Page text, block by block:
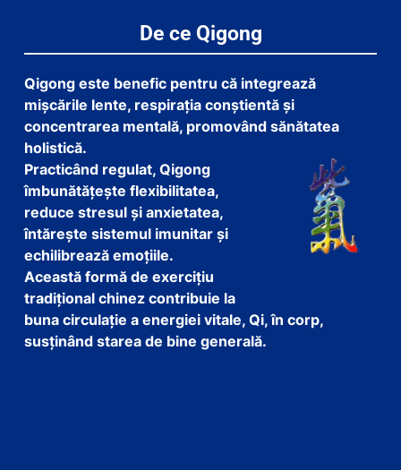
De ce Qigong
Qigong este benefic pentru că integrează
mișcările lente, respirația conștientă și
concentrarea mentală, promovând sănătatea
holistică.
Practicând regulat, Qigong
îmbunătățește flexibilitatea,
reduce stresul și anxietatea,
întărește sistemul imunitar și
echilibrează emoțiile.
Această formă de exercițiu
tradițional chinez contribuie la
buna circulație a energiei vitale, Qi, în corp,
susținând starea de bine generală.